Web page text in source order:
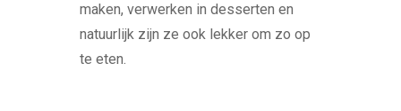
maken, verwerken in desserten en
natuurlijk zijn ze ook lekker om zo op
te eten.